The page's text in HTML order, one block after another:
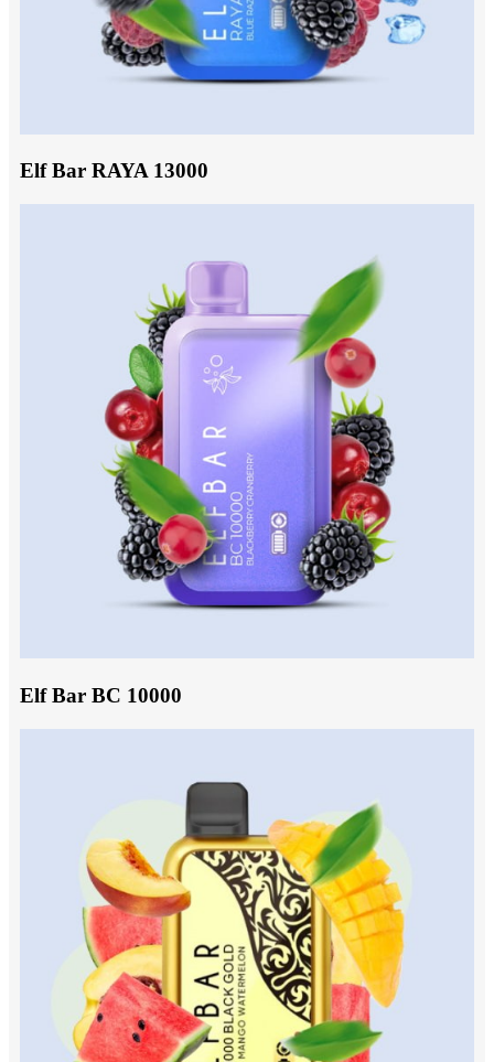
Elf Bar RAYA 13000
Elf Bar BC 10000